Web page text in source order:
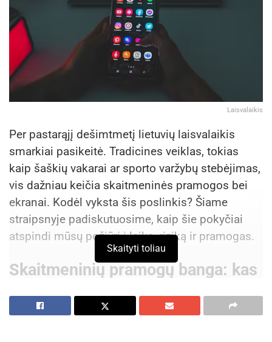
Laisvalaikis
Per pastarąjį dešimtmetį lietuvių laisvalaikis
smarkiai pasikeitė. Tradicines veiklas, tokias
kaip šaškių vakarai ar sporto varžybų stebėjimas,
vis dažniau keičia skaitmeninės pramogos bei
ekranai. Kodėl vyksta šis poslinkis? Šiame
straipsnyje padiskutuosime, kaip šie pokyčiai
atspindi mūsų požiūrį į laiką, riziką ir pramogas.
Skaitmeninių pramogų banga: kas
pasikeitė?
Prieš dešimtmetį lietuviai laisvalaikį leido
Skaityti toliau